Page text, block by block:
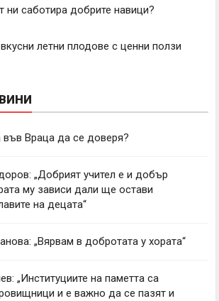
саботира добрите навици?
летни плодове с ценни ползи
във Враца да се доверя?
„Добрият учител е и добър
му зависи дали ще остави
на децата“
„Вярвам в добротата у хората“
„Институциите на паметта са
и е важно да се пазят и